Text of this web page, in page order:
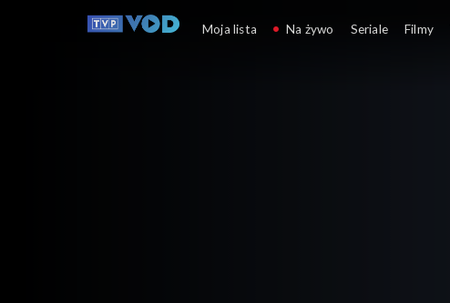
Moja lista Na żywo Seriale Filmy